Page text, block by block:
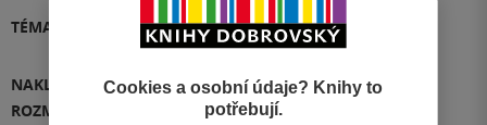
TÉMATA Přidat téma
NAKLADATEL
Wolters Kluwer Health
ROZMĚR
224 x 287 x 38
Cookies a osobní údaje? Knihy to
potřebují.